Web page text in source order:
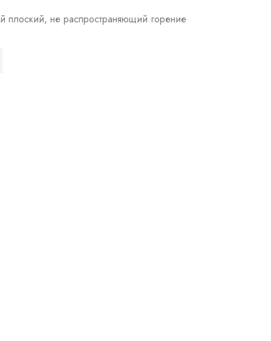
плоский, не распространяющий горение